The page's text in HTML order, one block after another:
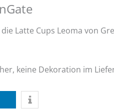
Latte Cups Leoma von
keine Dekoration im